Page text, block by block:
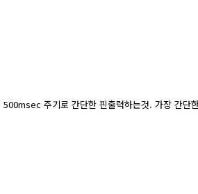
주기로 간단한 핀출력하는것. 가장 간단